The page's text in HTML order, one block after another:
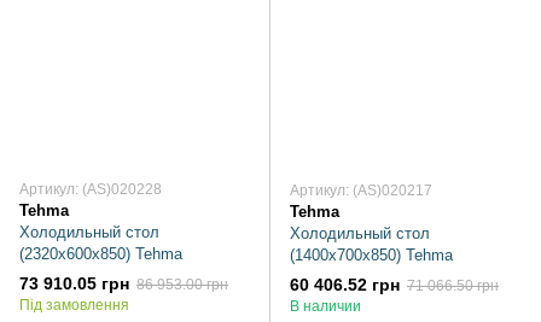
Артикул: (AS)020228
Tehma
Холодильный стол
(2320х600х850) Tehma
73 910.05 грн 86 953.00 грн
Під замовлення
Артикул: (AS)020217
Tehma
Холодильный стол
(1400х700х850) Tehma
60 406.52 грн 71 066.50 грн
В наличии